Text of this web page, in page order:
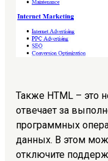
Также HTML – это
отвечает за
программных
данных. В этом
отключите